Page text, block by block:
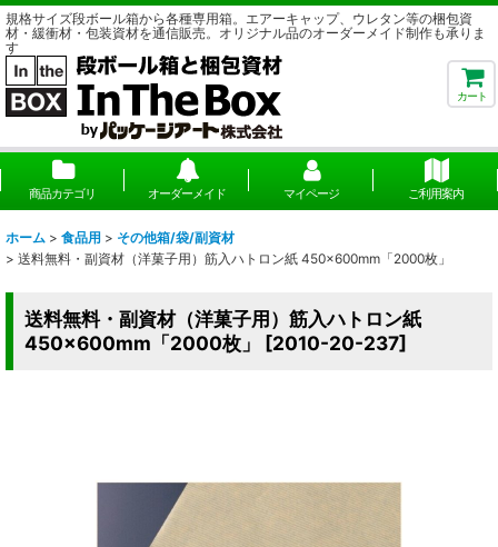
規格サイズ段ボール箱から各種専用箱。エアーキャップ、ウレタン等の梱包資
材・緩衝材・包装資材を通信販売。オリジナル品のオーダーメイド制作も承りま
す
カート
商品カテゴリ オーダーメイド マイページ ご利用案内
ホーム > 食品用 > その他箱/袋/副資材
> 送料無料・副資材（洋菓子用）筋入ハトロン紙 450×600mm「2000枚」
送料無料・副資材（洋菓子用）筋入ハトロン紙
450×600mm「2000枚」
[2010-20-237]